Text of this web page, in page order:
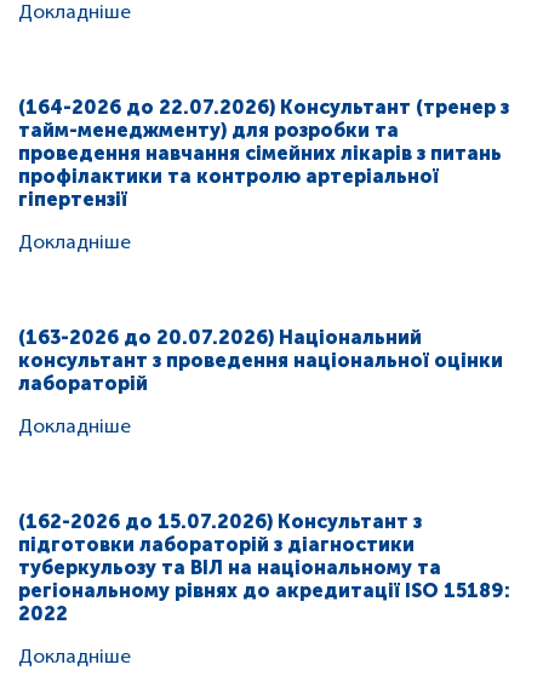
Докладніше
(164-2026 до 22.07.2026) Консультант (тренер з
тайм-менеджменту) для розробки та
проведення навчання сімейних лікарів з питань
профілактики та контролю артеріальної
гіпертензії
Докладніше
(163-2026 до 20.07.2026) Національний
консультант з проведення національної оцінки
лабораторій
Докладніше
(162-2026 до 15.07.2026) Консультант з
підготовки лабораторій з діагностики
туберкульозу та ВІЛ на національному та
регіональному рівнях до акредитації ISO 15189:
2022
Докладніше